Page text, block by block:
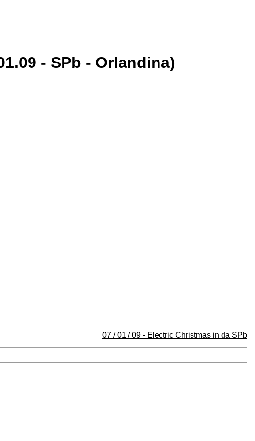
- SPb - Orlandina)
07 / 01 / 09 - Electric Christmas in da SPb